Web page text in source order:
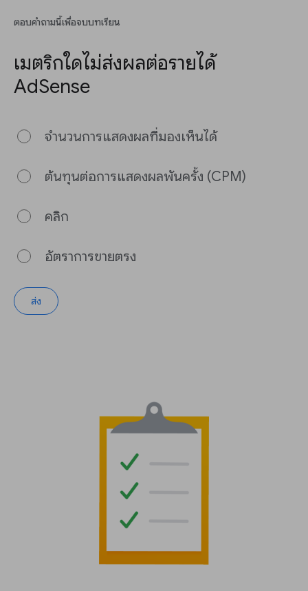
ตอบคำถามนี้เพื่อจบบทเรียน
เมตริกใดไม่ส่งผลต่อรายได้
AdSense
จำนวนการแสดงผลที่มองเห็นได้
ต้นทุนต่อการแสดงผลพันครั้ง (CPM)
คลิก
อัตราการขายตรง
ส่ง